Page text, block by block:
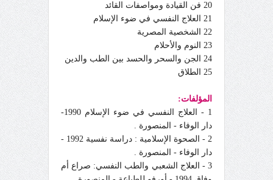
20 فن القيادة ومواصفات القائد
21 العلاج النفسي في ضوء الإسلام
22 الشخصية المصرية
23 النوم والأحلام
24 الجن والسحر والحسد بين الطب والدين
25 الطلاق
المؤلفات:
1 - العلاج النفسي في ضوء الإسلام 1990-
دار الوفاء - المنصورة .
2 - الصحوة الإسلامية : دراسة نفسية 1992 -
دار الوفاء - المنصورة .
3 - العلاج الشعبي والطب النفسي: صراع أم